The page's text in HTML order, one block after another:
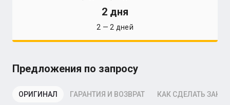
2 дня
2 — 2 дней
Предложения по запросу
ОРИГИНАЛ ГАРАНТИЯ И ВОЗВРАТ КАК СДЕЛАТЬ